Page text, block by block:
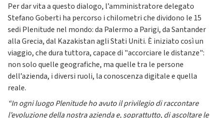
Per dar vita a questo dialogo, l’amministratore delegato
Stefano Goberti ha percorso i chilometri che dividono le 15
sedi Plenitude nel mondo: da Palermo a Parigi, da Santander
alla Grecia, dal Kazakistan agli Stati Uniti. È iniziato così un
viaggio, che dura tuttora, capace di "accorciare le distanze":
non solo quelle geografiche, ma quelle tra le persone
dell’azienda, i diversi ruoli, la conoscenza digitale e quella
reale.
“In ogni luogo Plenitude ho avuto il privilegio di raccontare
l’evoluzione della nostra azienda e, soprattutto, di ascoltare le